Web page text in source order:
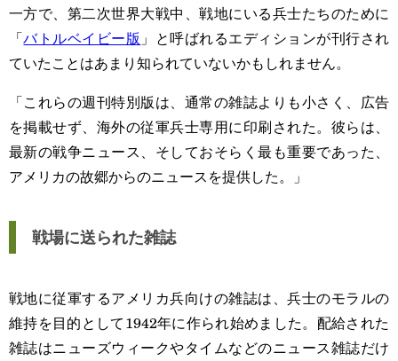
一方で、第二次世界大戦中、戦地にいる兵士たちのために
「バトルベイビー版 」と呼ばれるエディションが刊行され
ていたことはあまり知られていないかもしれません。
「これらの週刊特別版は、通常の雑誌よりも小さく、広告
を掲載せず、海外の従軍兵士専用に印刷された。彼らは、
最新の戦争ニュース、そしておそらく最も重要であった、
アメリカの故郷からのニュースを提供した。」
戦場に送られた雑誌
戦地に従軍するアメリカ兵向けの雑誌は、兵士のモラルの
維持を目的として1942年に作られ始めました。配給された
雑誌はニューズウィークやタイムなどのニュース雑誌だけ